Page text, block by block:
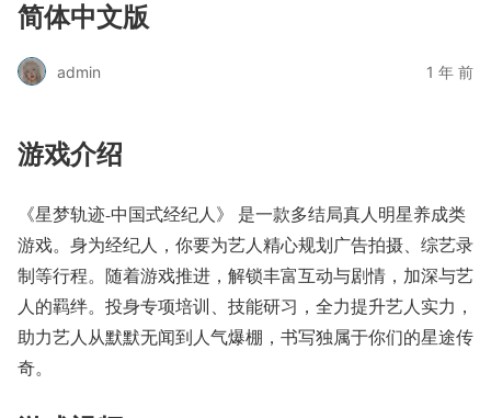
简体中文版
admin 1 年 前
游戏介绍
《星梦轨迹-中国式经纪人》 是一款多结局真人明星养成类
游戏。身为经纪人，你要为艺人精心规划广告拍摄、综艺录
制等行程。随着游戏推进，解锁丰富互动与剧情，加深与艺
人的羁绊。投身专项培训、技能研习，全力提升艺人实力，
助力艺人从默默无闻到人气爆棚，书写独属于你们的星途传
奇。